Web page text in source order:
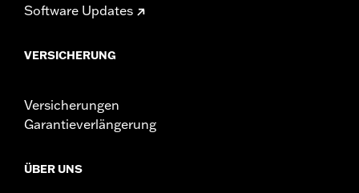
Software Updates
VERSICHERUNG
Versicherungen
Garantieverlängerung
ÜBER UNS